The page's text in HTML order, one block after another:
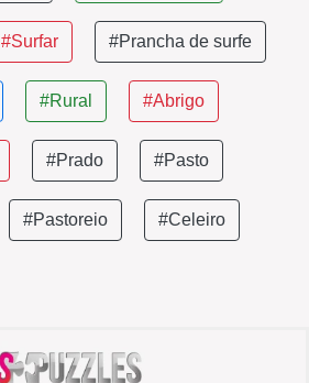
#Surfar #Prancha de surfe
#Rural #Abrigo
#Prado #Pasto
#Pastoreio #Celeiro